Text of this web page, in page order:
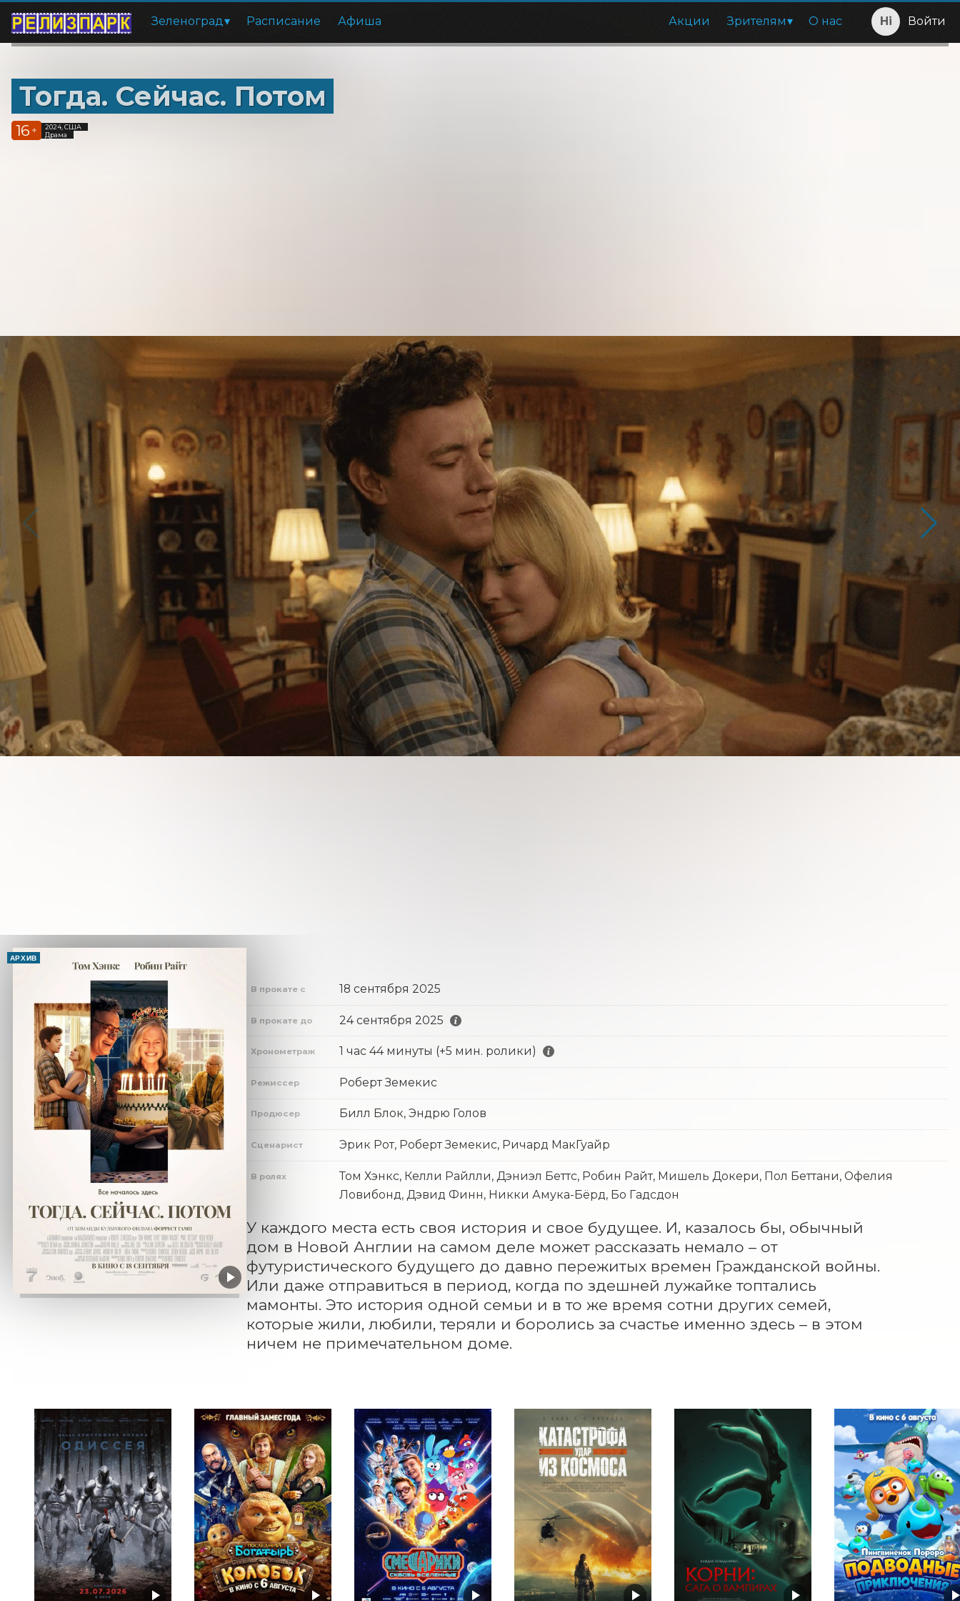
Зеленоград Расписание Афиша Акции Зрителям О нас Войти
Тогда. Сейчас. Потом
16 +
2024, США
Драма
АРХИВ
В прокате с 18 сентября 2025
В прокате до 24 сентября 2025
Хронометраж 1 час 44 минуты (+5 мин. ролики)
Режиссер Роберт Земекис
Продюсер Билл Блок, Эндрю Голов
Сценарист Эрик Рот, Роберт Земекис, Ричард МакГуайр
В ролях
Том Хэнкс, Келли Райлли, Дэниэл Беттс, Робин Райт, Мишель Докери, Пол Беттани, Офелия
Ловибонд, Дэвид Финн, Никки Амука-Бёрд, Бо Гадсдон
У каждого места есть своя история и свое будущее. И, казалось бы, обычный
дом в Новой Англии на самом деле может рассказать немало – от
футуристического будущего до давно пережитых времен Гражданской войны.
Или даже отправиться в период, когда по здешней лужайке топтались
мамонты. Это история одной семьи и в то же время сотни других семей,
которые жили, любили, теряли и боролись за счастье именно здесь – в этом
ничем не примечательном доме.